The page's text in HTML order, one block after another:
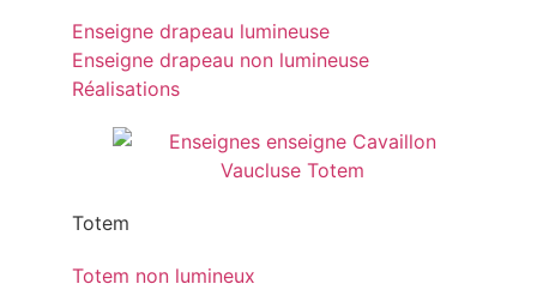
Enseigne drapeau lumineuse
Enseigne drapeau non lumineuse
Réalisations
Totem
Totem non lumineux